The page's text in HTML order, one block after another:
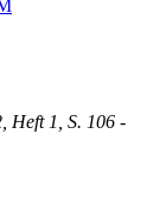
Heft 1, S. 106 -